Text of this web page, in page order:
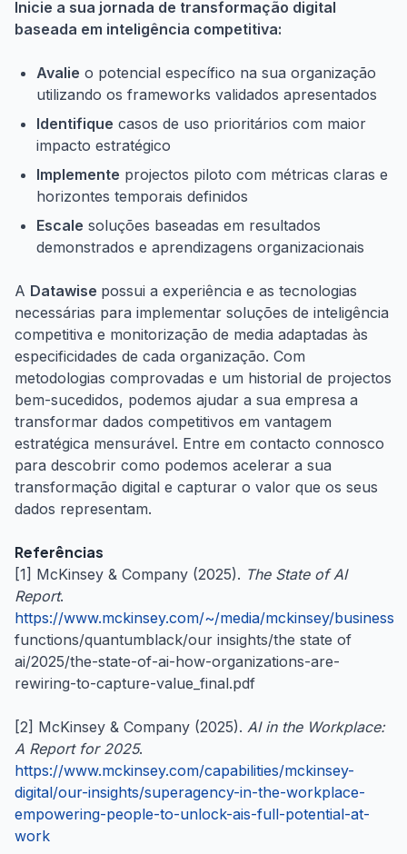
Inicie a sua jornada de transformação digital
baseada em inteligência competitiva:
Avalie o potencial específico na sua organização
utilizando os frameworks validados apresentados
Identifique casos de uso prioritários com maior
impacto estratégico
Implemente projectos piloto com métricas claras e
horizontes temporais definidos
Escale soluções baseadas em resultados
demonstrados e aprendizagens organizacionais
A Datawise possui a experiência e as tecnologias
necessárias para implementar soluções de inteligência
competitiva e monitorização de media adaptadas às
especificidades de cada organização. Com
metodologias comprovadas e um historial de projectos
bem-sucedidos, podemos ajudar a sua empresa a
transformar dados competitivos em vantagem
estratégica mensurável. Entre em contacto connosco
para descobrir como podemos acelerar a sua
transformação digital e capturar o valor que os seus
dados representam.
Referências
[1] McKinsey & Company (2025). The State of AI
Report.
https://www.mckinsey.com/~/media/mckinsey/business
functions/quantumblack/our insights/the state of
ai/2025/the-state-of-ai-how-organizations-are-
rewiring-to-capture-value_final.pdf
[2] McKinsey & Company (2025). AI in the Workplace:
A Report for 2025.
https://www.mckinsey.com/capabilities/mckinsey-
digital/our-insights/superagency-in-the-workplace-
empowering-people-to-unlock-ais-full-potential-at-
work